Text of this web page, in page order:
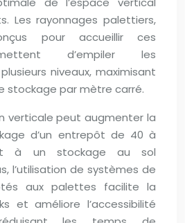
Les rayonnages palettiers,
pour accueillir ces
d’empiler les
niveaux, maximisant
stockage par mètre carré.
verticale peut augmenter la
d’un entrepôt de 40 à
à un stockage au sol
l’utilisation de systèmes de
aux palettes facilite la
et améliore l’accessibilité